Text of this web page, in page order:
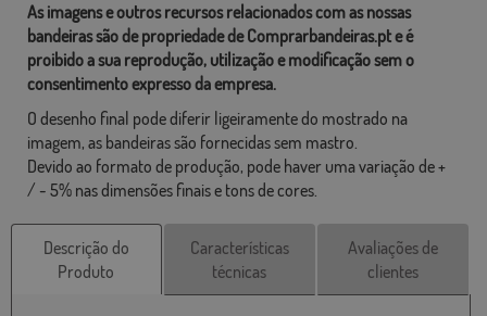
As imagens e outros recursos relacionados com as nossas
bandeiras são de propriedade de Comprarbandeiras.pt e é
proibido a sua reprodução, utilização e modificação sem o
consentimento expresso da empresa.
O desenho final pode diferir ligeiramente do mostrado na
imagem, as bandeiras são fornecidas sem mastro.
Devido ao formato de produção, pode haver uma variação de +
/ - 5% nas dimensões finais e tons de cores.
Descrição do
Produto
Características
técnicas
Avaliações de
clientes